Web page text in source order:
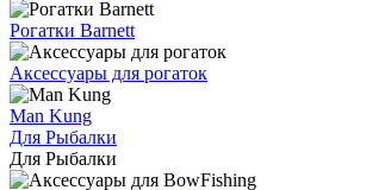
Рогатки Barnett
Аксессуары для рогаток
Man Kung
Для Рыбалки
Для Рыбалки